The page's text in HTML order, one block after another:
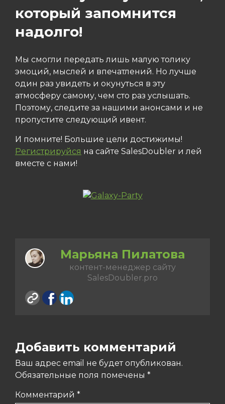
который запомнится
надолго!
Мы смогли передать лишь малую толику
эмоций, мыслей и впечатлений. Но лучше
один раз увидеть и окунуться в эту
атмосферу самому, чем сто раз услышать.
Поэтому, следите за нашими анонсами и не
пропустите следующий ивент.
И помните! Большие цели достижимы!
Регистрируйся на сайте SalesDoubler и лей
вместе с нами!
Марьяна Пилатова
контент-менеджер сайту
SalesDoubler.pro
Добавить комментарий
Ваш адрес email не будет опубликован.
Обязательные поля помечены *
Комментарий *